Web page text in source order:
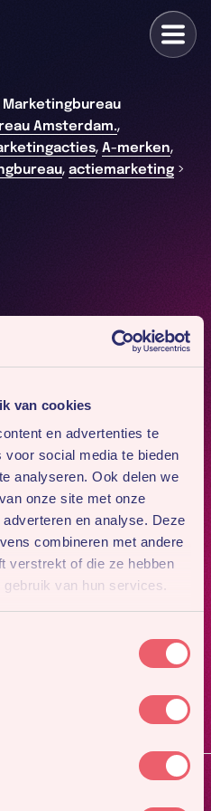
van cookies
en advertenties te
social media te bieden
analyseren. Ook delen we
onze site met onze
en analyse. Deze
combineren met andere
verstrekt of die ze hebben
van hun services.
Marketingbureau
Amsterdam.,
, A-merken,
, actiemarketing >
Dan sturen we je
en gaafste cases.